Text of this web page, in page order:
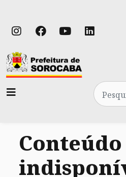
Pesquisa
Conteúdo